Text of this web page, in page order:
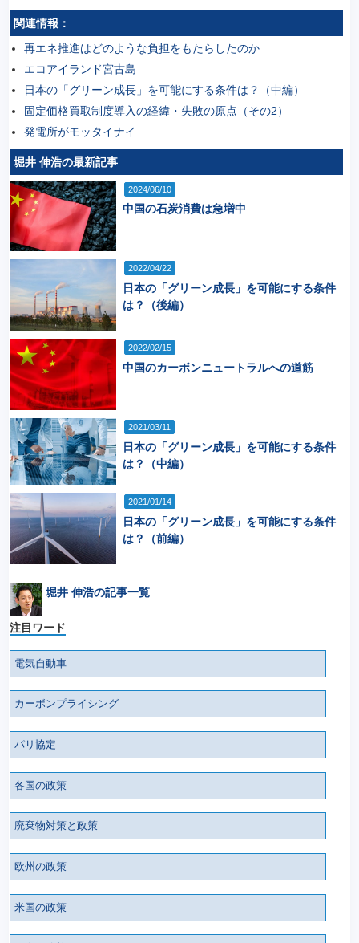
関連情報：
再エネ推進はどのような負担をもたらしたのか
エコアイランド宮古島
日本の「グリーン成長」を可能にする条件は？（中編）
固定価格買取制度導入の経緯・失敗の原点（その2）
発電所がモッタイナイ
堀井 伸浩の最新記事
2024/06/10
中国の石炭消費は急増中
2022/04/22
日本の「グリーン成長」を可能にする条件
は？（後編）
2022/02/15
中国のカーボンニュートラルへの道筋
2021/03/11
日本の「グリーン成長」を可能にする条件
は？（中編）
2021/01/14
日本の「グリーン成長」を可能にする条件
は？（前編）
堀井 伸浩の記事一覧
注目ワード
電気自動車
カーボンプライシング
パリ協定
各国の政策
廃棄物対策と政策
欧州の政策
米国の政策